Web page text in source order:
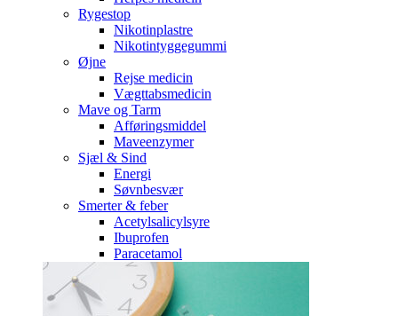
Rygestop
Nikotinplastre
Nikotintyggegummi
Øjne
Rejse medicin
Vægttabsmedicin
Mave og Tarm
Afføringsmiddel
Maveenzymer
Sjæl & Sind
Energi
Søvnbesvær
Smerter & feber
Acetylsalicylsyre
Ibuprofen
Paracetamol